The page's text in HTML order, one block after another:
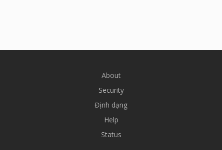
About
Security
Định dạng
Help
Status